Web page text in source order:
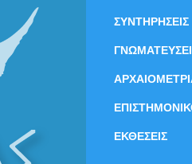
ΣΥΝΤΗΡΗΣΕΙΣ
ΕΚΘΕΣΕΙΣ